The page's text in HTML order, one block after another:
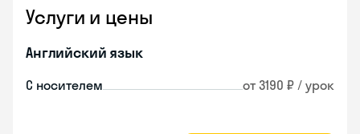
Услуги и цены
Английский язык
С носителем от 3190 ₽ / урок